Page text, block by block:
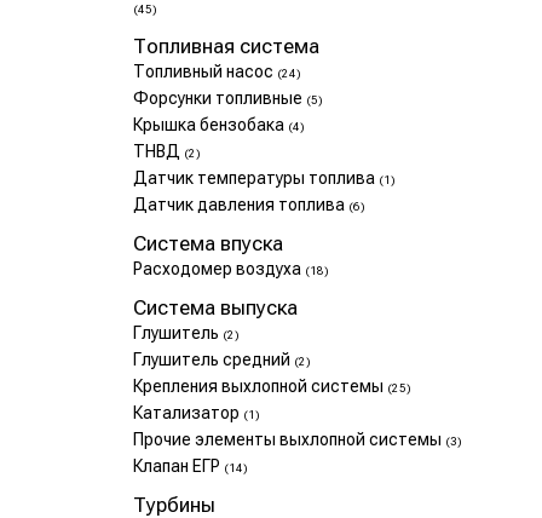
(45)
Топливная система
Топливный насос (24)
Форсунки топливные (5)
Крышка бензобака (4)
ТНВД (2)
Датчик температуры топлива (1)
Датчик давления топлива (6)
Система впуска
Расходомер воздуха (18)
Система выпуска
Глушитель (2)
Глушитель средний (2)
Крепления выхлопной системы (25)
Катализатор (1)
Прочие элементы выхлопной системы (3)
Клапан ЕГР (14)
Турбины